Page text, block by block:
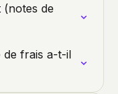
de
de frais a-t-il